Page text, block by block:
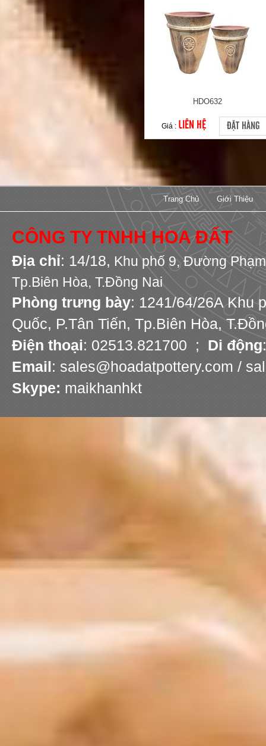
HDO632
Giá : LIÊN HỆ ĐẶT HÀNG
Trang Chủ Giới Thiệu
CÔNG TY TNHH HOA ĐẤT
Địa chỉ: 14/18, Khu phố 9,Đường Phạm
Tp.Biên Hòa, T.Đồng Nai
Phòng trưng bày: 1241/64/26A Khu
Quốc, P.Tân Tiến, Tp.Biên Hòa,
Điện thoại: 02513.821700 ; Di động
Email: sales@hoadatpottery.com /
Skype: maikhanhkt